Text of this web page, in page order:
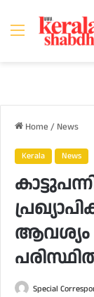
Menu
Home / News
Kerala News
ആവശ്യം
Special